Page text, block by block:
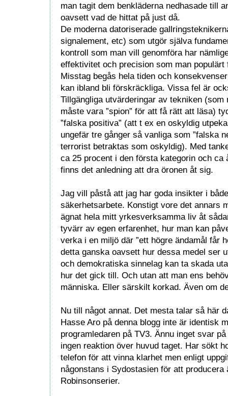
man tagit dem benkläderna nedhasade till
oavsett vad de hittat på just då.
De moderna datoriserade
signalement, etc) som utgör själva
kontroll som man vill genomföra har
effektivitet och precision som man populärt
Misstag begås hela tiden och
kan ibland bli förskräckliga. Vissa fel är
Tillgängliga utvärderingar av tekniken
måste vara ”spion” för att få rätt att läsa)
”falska positiva” (att t ex en oskyldig
ungefär tre gånger så vanliga som ”falska
terrorist betraktas som oskyldig). Med
ca 25 procent i den första kategorin och ca
finns det anledning att dra öronen åt sig.
Jag vill påstå att jag har goda insikter i både
säkerhetsarbete. Konstigt vore det annars
ägnat hela mitt yrkesverksamma liv åt
tyvärr av egen erfarenhet, hur man kan
verka i en miljö där ”ett högre ändamål får
detta ganska oavsett hur dessa medel ser
och demokratiska sinnelag kan ta skada
hur det gick till. Och utan att man ens
människa. Eller särskilt korkad. Även om
Nu till något annat. Det mesta talar så här
Hasse Aro på denna blogg inte är identisk
programledaren på TV3. Ännu inget svar
ingen reaktion över huvud taget. Har sökt
telefon för att vinna klarhet men enligt
någonstans i Sydostasien för att producera
Robinsonserier.